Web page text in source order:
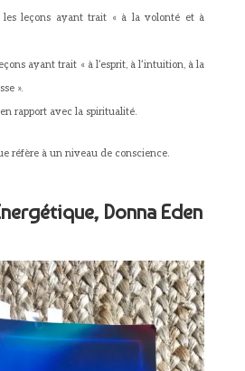
les leçons ayant trait « à la volonté et à
ayant trait « à l’esprit, à l’intuition, à la
».
rapport avec la spiritualité.
réfère à un niveau de conscience.
Donna Eden